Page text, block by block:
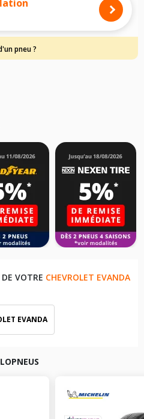
de votre véhicule ci-dessous :
donnés à titre indicatif. Il est
en amont la dimension des pneus
les indices de charge et de
dimension soit complète.
pneu ?
VOTRE CHEVROLET EVANDA
EVANDA